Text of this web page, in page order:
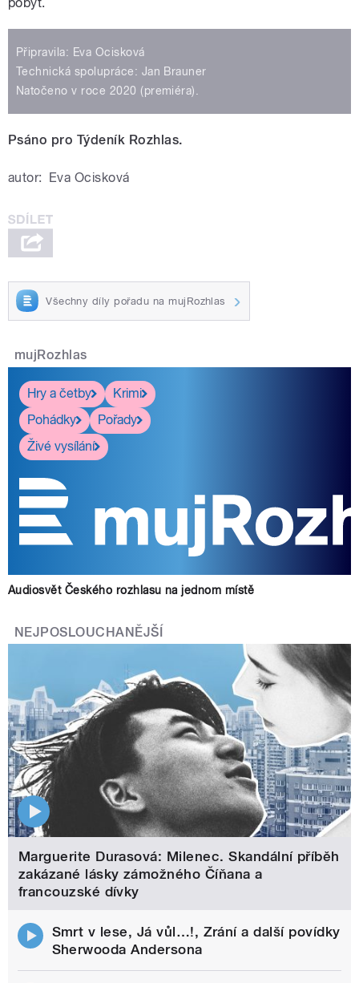
Připravila: Eva Ocisková
Technická spolupráce: Jan Brauner
Natočeno v roce 2020 (premiéra).
Psáno pro Týdeník Rozhlas.
autor: Eva Ocisková
Všechny díly pořadu na mujRozhlas
mujRozhlas
Hry a četby
Krimi
Pohádky
Pořady
Živé vysílání
Audiosvět Českého rozhlasu na jednom místě
NEJPOSLOUCHANĚJŠÍ
Marguerite Durasová: Milenec. Skandální příběh
zakázané lásky zámožného Číňana a
francouzské dívky
Smrt v lese, Já vůl…!, Zrání a další povídky
Sherwooda Andersona